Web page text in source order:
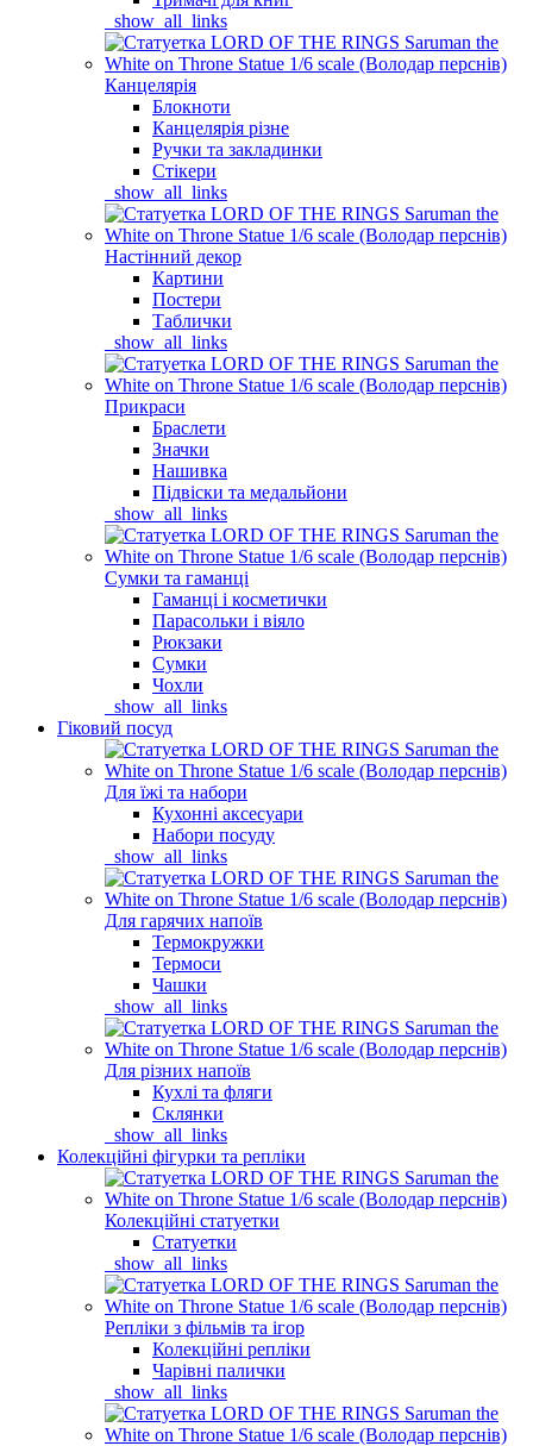
_show_all_links
Канцелярія
Блокноти
Канцелярія різне
Ручки та закладинки
Стікери
_show_all_links
Настінний декор
Картини
Постери
Таблички
_show_all_links
Прикраси
Браслети
Значки
Нашивка
Підвіски та медальйони
_show_all_links
Сумки та гаманці
Гаманці і косметички
Парасольки і віяло
Рюкзаки
Сумки
Чохли
_show_all_links
Гіковий посуд
Для їжі та набори
Кухонні аксесуари
Набори посуду
_show_all_links
Для гарячих напоїв
Термокружки
Термоси
Чашки
_show_all_links
Для різних напоїв
Кухлі та фляги
Склянки
_show_all_links
Колекційні фігурки та репліки
Колекційні статуетки
Статуетки
_show_all_links
Репліки з фільмів та ігор
Колекційні репліки
Чарівні палички
_show_all_links